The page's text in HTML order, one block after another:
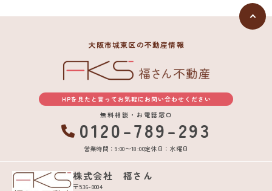
大阪市城東区の不動産情報
HPを見たと言ってお気軽にお問い合わせください
無料相談・お電話窓口
0120-789-293
営業時間：9:00〜18:00定休日：水曜日
株式会社 福さん
〒536-0004